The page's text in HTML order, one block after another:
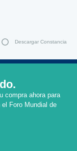
Descargar Constancia
compra ahora para
Foro Mundial de